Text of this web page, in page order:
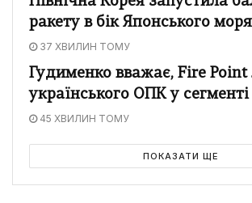
ракету в бік Японського моря
37 ХВИЛИН ТОМУ
Гудименко вважає, Fire Point
українського ОПК у
45 ХВИЛИН ТОМУ
ПОКАЗАТИ ЩЕ